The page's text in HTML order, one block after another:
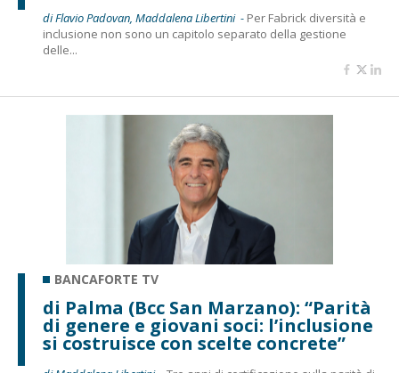
di Flavio Padovan, Maddalena Libertini - Per Fabrick diversità e
inclusione non sono un capitolo separato della gestione
delle...
BANCAFORTE TV
di Palma (Bcc San Marzano): “Parità
di genere e giovani soci: l’inclusione
si costruisce con scelte concrete”